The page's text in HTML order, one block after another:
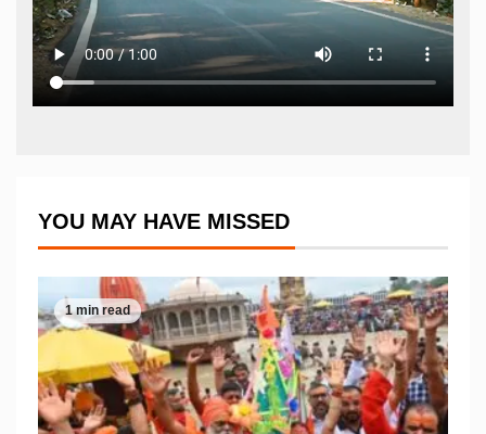
YOU MAY HAVE MISSED
1 min read